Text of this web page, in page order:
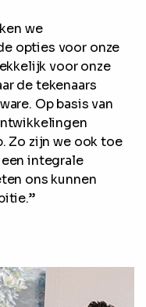
we
opties voor onze
voor onze
de tekenaars
Op basis van
Zo zijn we ook toe
integrale
ons kunnen